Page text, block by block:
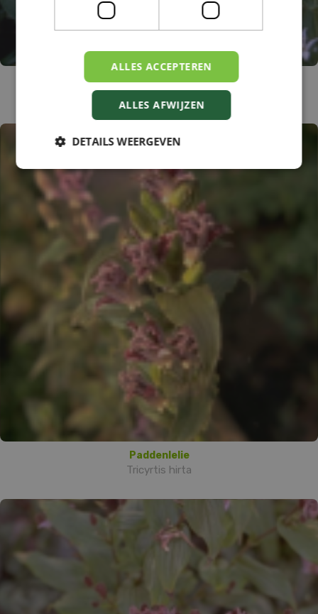
Paddenlelie
Tricyrtis hirta 'Alba'
Paddenlelie
Tricyrtis hirta
ALLES ACCEPTEREN
ALLES AFWIJZEN
DETAILS WEERGEVEN